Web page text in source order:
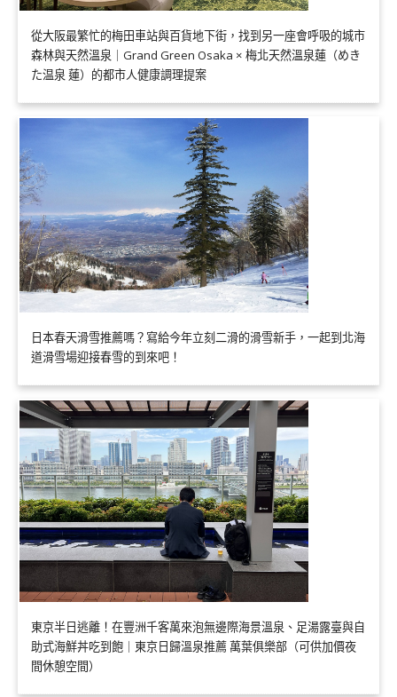
從大阪最繁忙的梅田車站與百貨地下街，找到另一座會呼吸的城市
森林與天然溫泉｜Grand Green Osaka × 梅北天然溫泉蓮（めき
た温泉 蓮）的都市人健康調理提案
日本春天滑雪推薦嗎？寫給今年立刻二滑的滑雪新手，一起到北海
道滑雪場迎接春雪的到來吧！
東京半日逃離！在豐洲千客萬來泡無邊際海景溫泉、足湯露臺與自
助式海鮮丼吃到飽｜東京日歸溫泉推薦 萬葉俱樂部（可供加價夜
間休憩空間）